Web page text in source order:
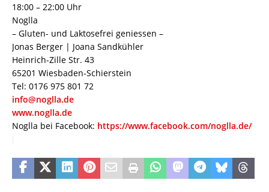
18:00 – 22:00 Uhr
Noglla
– Gluten- und Laktosefrei geniessen –
Jonas Berger | Joana Sandkühler
Heinrich-Zille Str. 43
65201 Wiesbaden-Schierstein
Tel: 0176 975 801 72
info@noglla.de
www.noglla.de
Noglla bei Facebook: https://www.facebook.com/noglla.de/